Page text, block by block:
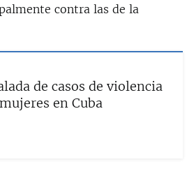
contra las de la
de casos de violencia
en Cuba